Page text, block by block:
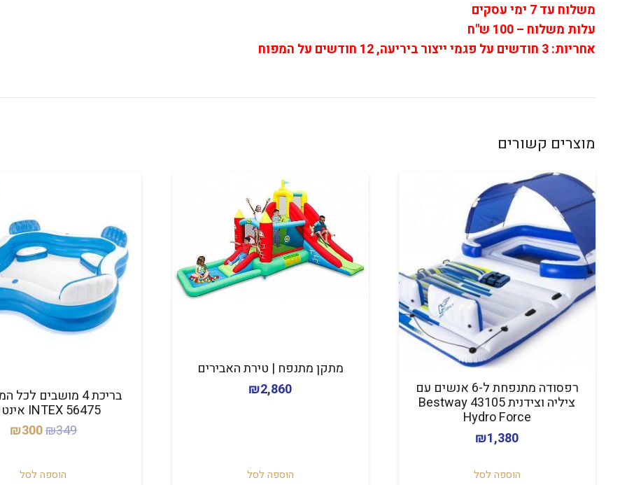
משלוח עד 7 ימי עסקים
עלות משלוח – 100 ש"ח
אחריות:3 חודשים על פגמי ייצור ביריעה, 12 חודשים על המפוח
מוצרים קשורים
רפסודה מתנפחת ל-6 אנשים עם
ציליה וצידנית 43105 Bestway
Hydro Force
₪1,380
הוספה לסל
מתקן מתנפח | טירת האבירים
₪2,860
הוספה לסל
בריכת 4 מושבים
INTEX 56475 אינטקס
₪349
המחיר
היה:
₪300
הוספה לסל